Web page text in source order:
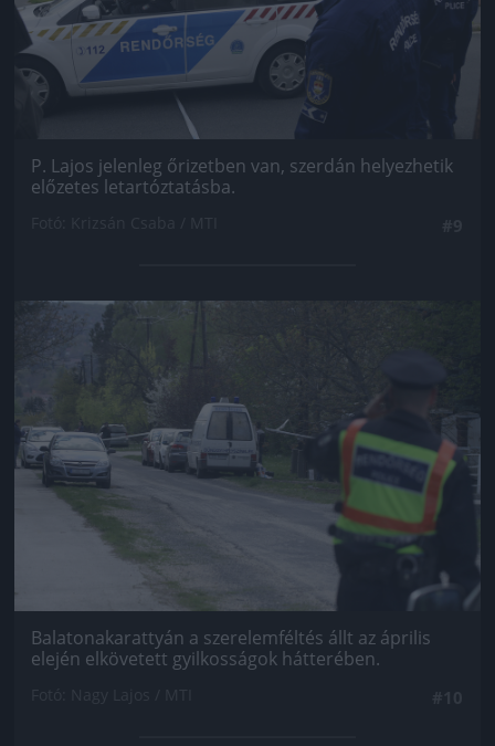
P. Lajos jelenleg őrizetben van, szerdán helyezhetik
előzetes letartóztatásba.
Jön még kép!
Balatonakarattyán a szerelemféltés állt az április
elején elkövetett gyilkosságok hátterében.